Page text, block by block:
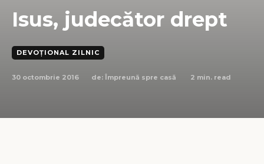
Isus, judecător drept
DEVOȚIONAL ZILNIC
30 octombrie 2016 de: Împreună spre casă 2 min. read